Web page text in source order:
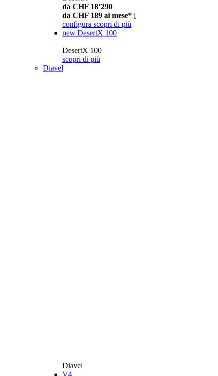
da CHF 18’290
da CHF 189 al mese* i
configura scopri di più
new DesertX 100
DesertX 100
scopri di più
Diavel
Diavel
V4